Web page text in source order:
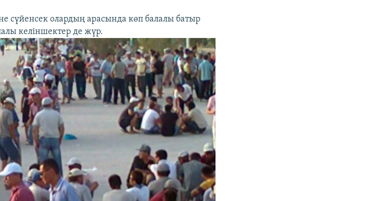
сүйенсек олардың арасында көп балалы батыр
келіншектер де жүр.